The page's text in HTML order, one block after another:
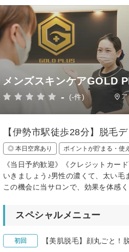
メンズスキンケアGOLD
- (-件)
【伊勢市駅徒歩28分】脱毛
◎ 本日空席あり ポイントが貯まる・使
《当日予約歓迎》《クレジットカー
いきましょう♪男性の濃くて、太い毛
この機会に当サロンで、効果を体感
スペシャルメニュー
初回 【美肌脱毛】顔丸ごと